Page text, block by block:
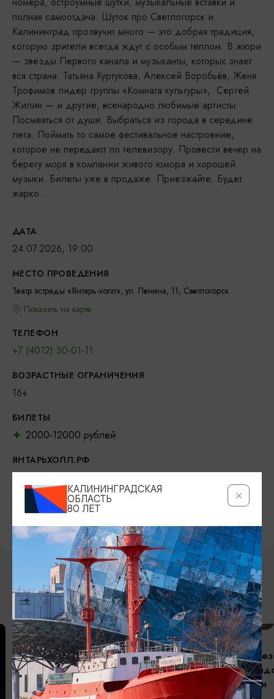
полная самоотдача. Шуток про Светлогорск и
Калининград прозвучит много — это добрая традиция,
которую зрители всегда ждут с особым теплом. В жюри
— звёзды Первого канала и музыканты, которых знает
вся страна: Татьяна Куртукова, Алексей Воробьёв, Женя
Трофимов лидер группы «Комната культуры», Сергей
Жилин — и другие, всенародно любимые артисты.
Посмеяться от души. Выбраться из города в середине
лета. Поймать то самое фестивальное настроение,
которое не передают по телевизору. Провести вечер на
берегу моря в компании живого юмора и хорошей
музыки. Билеты уже в продаже. Приезжайте. Будет
жарко.
ДАТА
24.07.2026, 19:00
МЕСТО ПРОВЕДЕНИЯ
Театр эстрады «Янтарь-холл», ул. Ленина, 11, Светлогорск
Показать на карте
ТЕЛЕФОН
+7 (4012) 30-01-11
ВОЗРАСТНЫЕ ОГРАНИЧЕНИЯ
16+
БИЛЕТЫ
2000-12000 рублей
ЯНТАРЬХОЛЛ.РФ
ВКОНТАКТЕ
ВОЗМОЖНО ВАС ЗАИНТЕРЕСУЕТ
КОНЦЕРТЫ
Открытие
филармонии
КАЛИНИНГРАДСКАЯ
ОБЛАСТЬ
80 ЛЕТ